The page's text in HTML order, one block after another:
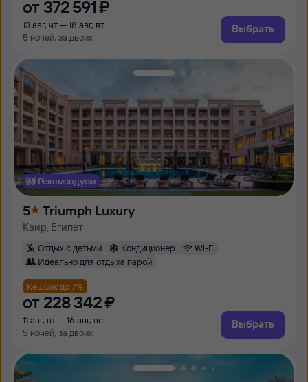
от 372 ⁠591 ⁠₽
13 авг, чт — 18 авг, вт
5 ночей, за двоих
Выбрать
Рекомендуем
5 Triumph Luxury
Каир, Египет
Отдых с детьми Кондиционер
Wi-Fi
Идеально для отдыха парой
Кешбэк до 7%
от 228 ⁠342 ⁠₽
11 авг, вт — 16 авг, вс
5 ночей, за двоих
Выбрать